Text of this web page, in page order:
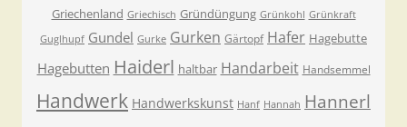
Griechenland Griechisch Gründüngung Grünkohl Grünkraft
Guglhupf Gundel Gurke Gurken Gärtopf Hafer Hagebutte
Hagebutten Haiderl haltbar Handarbeit Handsemmel
Handwerk Handwerkskunst Hanf Hannah Hannerl